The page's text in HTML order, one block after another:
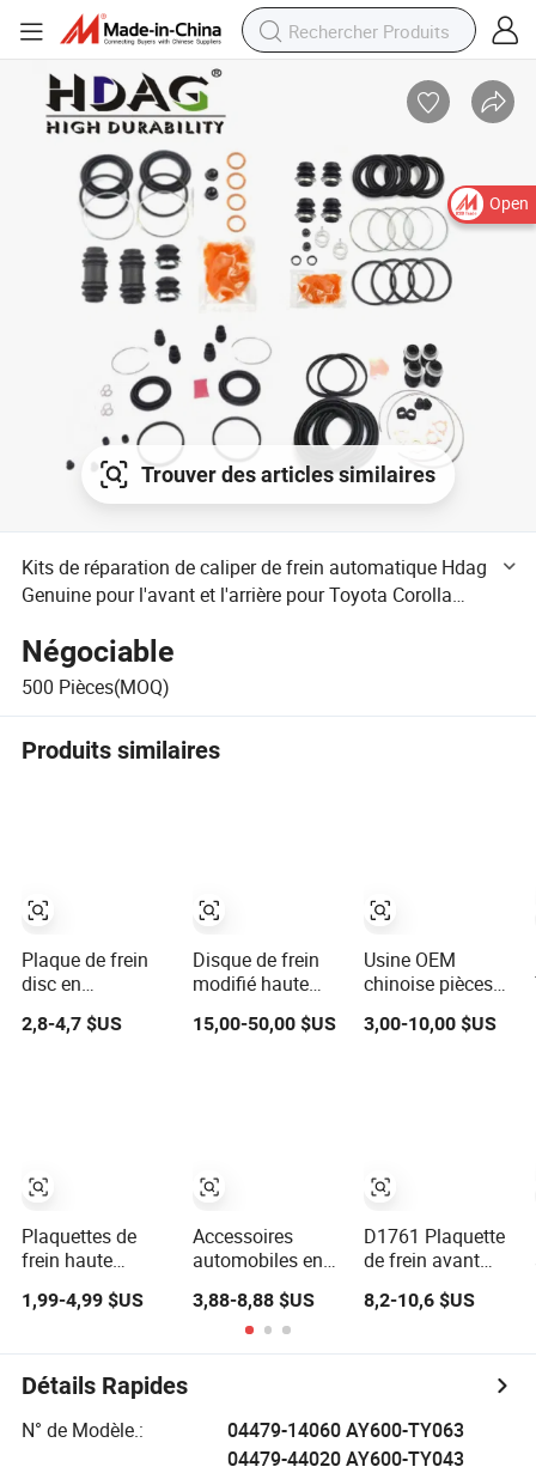
Open
Trouver des articles similaires
Kits de réparation de caliper de frein automatique Hdag
Genuine pour l'avant et l'arrière pour Toyota Corolla
Highlander Landcruiser
Négociable
500 Pièces(MOQ)
Produits similaires
Plaque de frein
disc en
métallique de
2,8-4,7 $US
Plaquettes de
frein haute
camions,
frein pour
véhicules de
tourisme, sécurité
de freinage,
1,99-4,99 $US
Disque de frein
modifié haute
Ap-330*28 de
15,00-50,00 $US
Accessoires
automobiles en
plaquettes de
frein arrière pour
Hongqi E-HS9
3,88-8,88 $US
Usine OEM
chinoise pièces
vente en gros
japonaises
coréennes
européennes
avant arrière
disque plaquette
de frein
fabricants
3,00-10,00 $US
D1761 Plaquette
de frein avant
performance pour
de frein en
8,2-10,6 $US
Détails Rapides
N° de Modèle.:
04479-14060 AY600-TY063
04479-44020 AY600-TY043